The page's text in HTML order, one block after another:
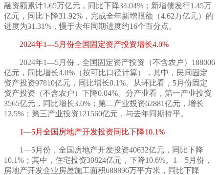
融资额累计1.65万亿元，同比下降34.04%；新增债发行1.45万
亿元，同比下降31.92%，完成全年新增限额（4.62万亿元）的
进度为31.31%，慢于去年同期进度约16个百分点。
2024年1—5月份全国固定资产投资增长4.0%
2024年1—5月份，全国固定资产投资（不含农户）188006
亿元，同比增长4.0%（按可比口径计算），其中，民间固定
资产投资97810亿元，同比增长0.1%。从环比看，5月份固定
资产投资（不含农户）下降0.04%。分产业看，第一产业投资
3565亿元，同比增长3.0%；第二产业投资62881亿元，增长
12.5%；第三产业投资121560亿元，与去年同期持平。
1—5月全国房地产开发投资同比下降10.1%
1—5月份，全国房地产开发投资40632亿元，同比下降
10.1%；其中，住宅投资30824亿元，下降10.6%。1—5月份，
房地产开发企业房屋施工面积688896万平方米，同比下降